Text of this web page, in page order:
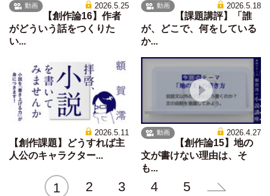
動画 2026.5.25
【創作論16】作者
がどういう話をつくりた
い...
動画 2026.5.18
【課題講評】「誰
が、どこで、何をしている
か...
2026.5.11
【創作課題】どうすれば主
人公のキャラクター...
動画 2026.4.27
【創作論15】地の
文が書けない理由は、そ
も...
1 2 3 4 5